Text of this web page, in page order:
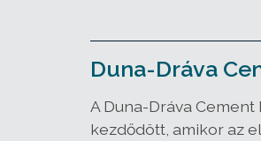
Duna-Dráva
A Duna-Dráva
kezdődött, amikor az